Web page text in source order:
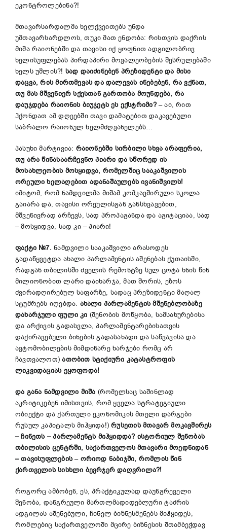
ეკონტროლებინა?!
მთავარსარდალმა ხელქვეითებს უნდა
უმთავარსარდლოს, თუკი მათ ენდობა: რისთვის დაქრის
მიშა რაიონებში და თავისი იქ ყოფნით ადგილობრივ
ხელისუფლებას პირდაპირი მოვალეობების შესრულებაში
ხელს უშლის?! სად დაიძინებენ პრეზიდენტი და მისი
დაცვა, რის მირთმევას და დალევას ინებებენ, რა ვქნათ,
თუ მას მშვენიერ სქესთან გართობა მოუნდება, რა
დაუჯდება რაიონის ბიუჯეტს ეს ექსტრიმი?– აი, რით
ჰქონდათ ამ დღეებში თავი დამატებით დაკავებული
საბრალო რაიონულ ხელმძღვანელებს…
პასუხი მარტივია: რაიონებში სირბილი სხვა არაფერია,
თუ არა წინასაარჩევნო პიარი და სწორედ ის
მოსახლეობის მოსყიდვა, რომელშიც სააკაშვილის
ორეული ხელაღებით ადანაშაულებს ივანიშვილს!
იმიტომ, რომ ნამდვილმა მიშამ კომკავშირული სკოლა
გაიარა და, თავისი ორეულისგან განსხვავებით,
მშვენივრად არჩევს, სად პროპაგანდა და აგიტაციაა, სად
– მოსყიდვა, სად კი – პიარი!
ფაქტი №7. ნამდვილი სააკაშვილი არასოდეს
გადაწყვეტდა ახალი პარლამენტის აშენებას ქუთაისში,
რადგან თბილისში ძველის რემონტზე სულ ცოტა ხნის წინ
მილიონობით ლარი დაიხარჯა, მათ შორის, ეზოს
ძვირადღირებულ საფარზე, სადაც პრეზიდენტი მაღალ
სტუმრებს იღებდა. ახალი პარლამენტის მშენებლობაზე
დახარჯული ფული კი (შენობის მოწყობა, სამსახურებისა
და არქივის გადასვლა, პარლამენტარებისათვის
დაქირავებული ბინების გადასახადი და საწვავისა და
ავტომობილების მიმდინარე ხარჯები რომც არ
ჩავთვალოთ)ათობით სტიქიური კატასტროფის
ლიკვიდაციას ეყოფოდა!
და განა ნამდვილი მიშა (რომელსაც საშინლად
აკრიტიკებენ იმისთვის, რომ ყველა სტრატეგიული
ობიექტი და ქართული ეკონომიკის მთელი დარგები
რუსულ კაპიტალს მიჰყიდა!)რუსეთის მთავარ მოკავშირეს
– ჩინეთს – პარლამენტს მიჰყიდდა? ისტორიულ შენობას
თბილისის ცენტრში, საქართველოს მთავარი მოედნიდან
– თავისუფლების– ორიოდ ნაბიჯში, რომლის წინ
ქართველის სისხლი ბევრჯერ დაღვრილა?!
როგორც ამბობენ, ეს, პრაქტიკულად დაუნგრეველი
შენობა, დანგრეული მართლმადიდებლური ტაძრის
ადგილას აშენებული, ჩინელ ბიზნესმენებს მიჰყიდეს,
რომლებიც საქართველოში მცირე ბიზნესის შთამბეჭდავ